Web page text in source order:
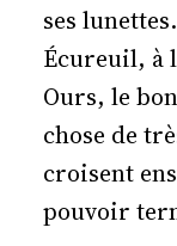
ses
Écureuil, à
Ours, le
chose de
croisent
pouvoir